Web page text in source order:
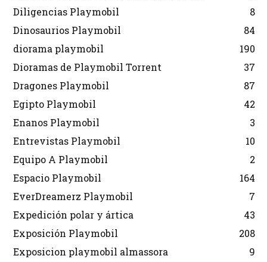
Diligencias Playmobil
8
Dinosaurios Playmobil
84
diorama playmobil
190
Dioramas de Playmobil Torrent
37
Dragones Playmobil
87
Egipto Playmobil
42
Enanos Playmobil
3
Entrevistas Playmobil
10
Equipo A Playmobil
2
Espacio Playmobil
164
EverDreamerz Playmobil
7
Expedición polar y ártica
43
Exposición Playmobil
208
Exposicion playmobil almassora
9